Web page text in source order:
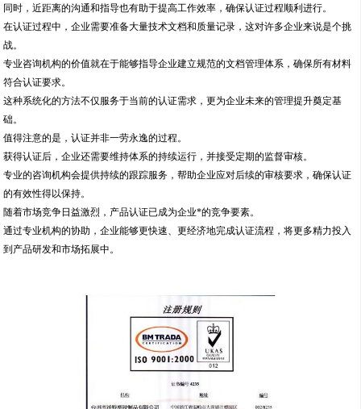
同时，近距离的沟通和指导也有助于提高工作效率，确保认证过程顺利进行。
在认证过程中，企业需要准备大量技术文档和质量记录，这对许多企业来说是个挑
战。
专业咨询机构的价值就在于能够指导企业建立规范的文档管理体系，确保所有材料
符合认证要求。
这种系统化的方法不仅服务于当前的认证需求，更为企业未来的管理提升奠定基
础。
值得注意的是，认证并非一劳永逸的过程。
获得认证后，企业还需要维持体系的持续运行，并接受定期的监督审核。
专业的咨询机构会提供持续的跟踪服务，帮助企业应对后续的审核要求，确保认证
的有效性得以保持。
随着市场竞争日益激烈，产品认证已成为企业*的竞争要素。
通过专业机构的协助，企业能够更快速、更经济地完成认证流程，将更多精力投入
到产品研发和市场拓展中。